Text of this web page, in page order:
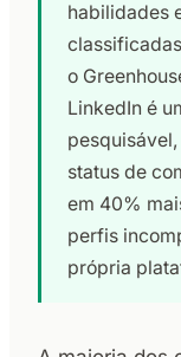
habilidades
o
LinkedIn é
status de
em 40%
perfis
própria